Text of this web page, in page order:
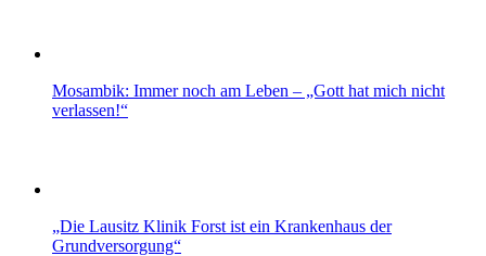
Mosambik: Immer noch am Leben – „Gott hat mich nicht
verlassen!“
„Die Lausitz Klinik Forst ist ein Krankenhaus der
Grundversorgung“